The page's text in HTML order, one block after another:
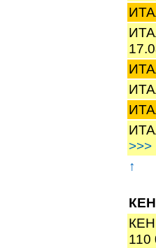
>>>
↑